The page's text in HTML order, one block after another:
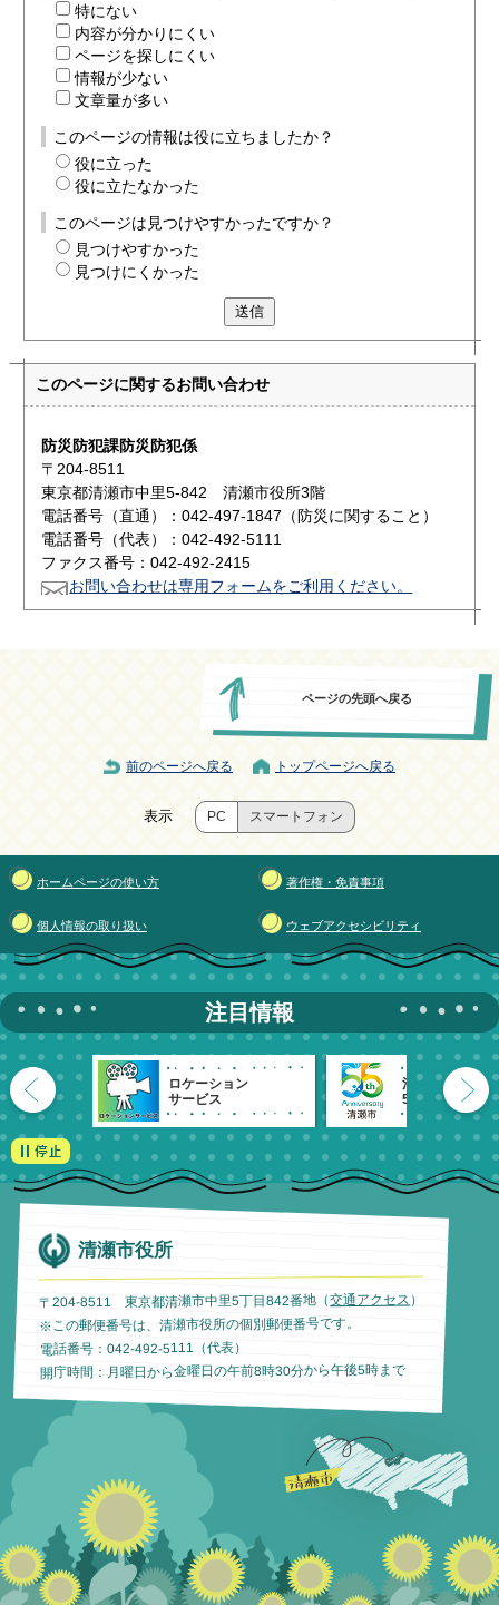
特にない
内容が分かりにくい
ページを探しにくい
情報が少ない
文章量が多い
このページの情報は役に立ちましたか？
役に立った
役に立たなかった
このページは見つけやすかったですか？
見つけやすかった
見つけにくかった
送信
このページに関するお問い合わせ
防災防犯課防災防犯係
〒204-8511
東京都清瀬市中里5-842 清瀬市役所3階
電話番号（直通）：042-497-1847（防災に関すること）
電話番号（代表）：042-492-5111
ファクス番号：042-492-2415
お問い合わせは専用フォームをご利用ください。
ページの先頭へ戻る
前のページへ戻る トップページへ戻る
表示 PC スマートフォン
ホームページの使い方 著作権・免責事項
個人情報の取り扱い ウェブアクセシビリティ
注目情報
ロケーション
サービス
清瀬市
55周年記念
清瀬市役所
〒204-8511 東京都清瀬市中里5丁目842番地（交通アクセス ）
※この郵便番号は、清瀬市役所の個別郵便番号です。
電話番号：042-492-5111（代表）
開庁時間：月曜日から金曜日の午前8時30分から午後5時まで